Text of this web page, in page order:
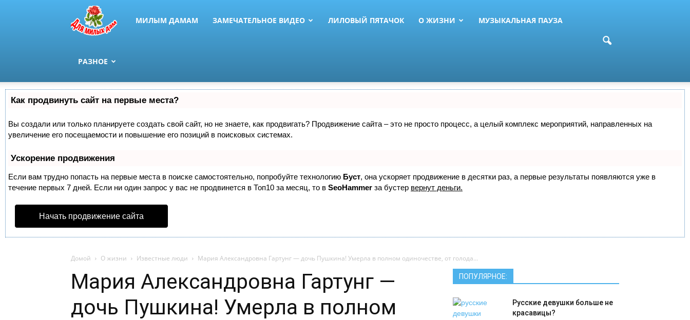
МИЛЫМ ДАМАМ ЗАМЕЧАТЕЛЬНОЕ ВИДЕО ЛИЛОВЫЙ ПЯТАЧОК О ЖИЗНИ МУЗЫКАЛЬНАЯ ПАУЗА
РАЗНОЕ
Как продвинуть сайт на первые места?
Вы создали или только планируете создать свой сайт, но не знаете, как продвигать? Продвижение сайта – это не просто процесс, а целый комплекс мероприятий, направленных на
увеличение его посещаемости и повышение его позиций в поисковых системах.
Ускорение продвижения
Если вам трудно попасть на первые места в поиске самостоятельно, попробуйте технологию Буст, она ускоряет продвижение в десятки раз, а первые результаты появляются уже в
течение первых 7 дней. Если ни один запрос у вас не продвинется в Топ10 за месяц, то в SeoHammer за бустер вернут деньги.
Начать продвижение сайта
Домой О жизни Известные люди Мария Александровна Гартунг — дочь Пушкина! Умерла в полном одиночестве, от голода…
Мария Александровна Гартунг —
дочь Пушкина! Умерла в полном
ПОПУЛЯРНОЕ:
Русские девушки больше не
красавицы?